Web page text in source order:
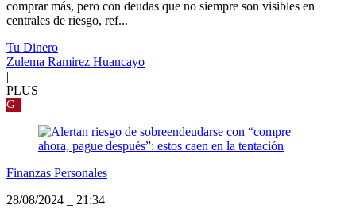
comprar más, pero con deudas que no siempre son visibles en
centrales de riesgo, ref...
Tu Dinero
Zulema Ramirez Huancayo
|
PLUS
G
Finanzas Personales
28/08/2024
21:34